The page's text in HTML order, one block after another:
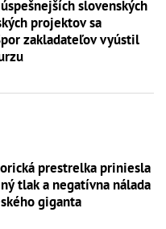
slovenských
projektov sa
zakladateľov vyústil
prestrelka priniesla
tlak a negatívna nálada
giganta